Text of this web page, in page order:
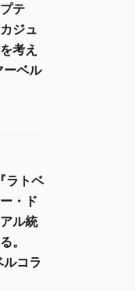
テ
ジュ
考え
ーベル
ラトベ
・ド
ル統
。
ルコラ